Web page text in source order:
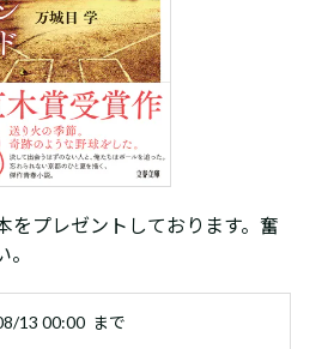
をプレゼントしております。奮
13 00:00 まで